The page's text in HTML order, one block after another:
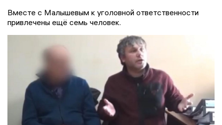
Вместе с Малышевым к уголовной ответственности
привлечены ещё семь человек.